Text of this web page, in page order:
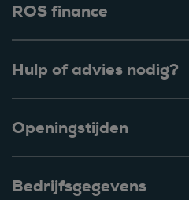
ROS finance
Hulp of advies nodig?
Openingstijden
Bedrijfsgegevens